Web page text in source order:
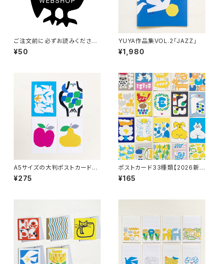
ご注文前に必ずお読みください
（50円不要）
¥50
YUYA作品集VOL.2「JAZZ」
¥1,980
A5サイズの大判ポストカード４
種【2024新商品】
¥275
ポストカード33種類【2026新
作あり】
¥165